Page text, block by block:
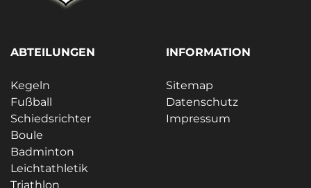
ABTEILUNGEN
Kegeln
Fußball
Schiedsrichter
Boule
Badminton
Leichtathletik
Triathlon
INFORMATION
Sitemap
Datenschutz
Impressum